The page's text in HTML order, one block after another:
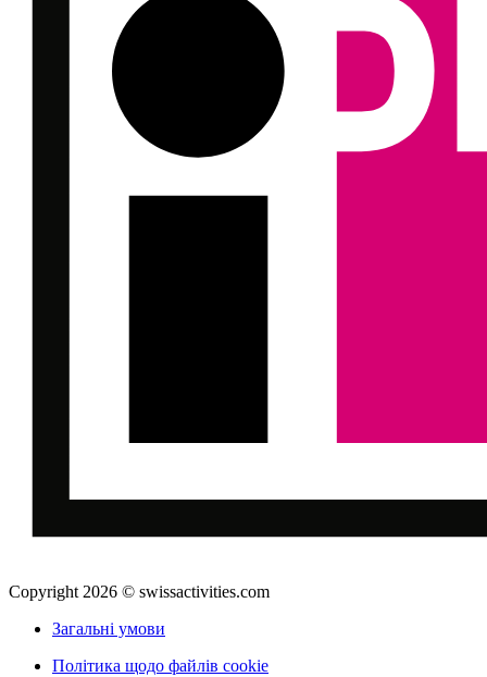
Copyright 2026 © swissactivities.com
Загальні умови
Політика щодо файлів cookie